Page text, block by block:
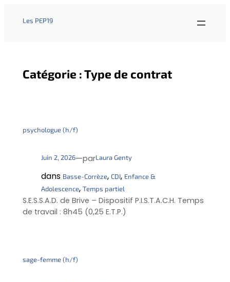
Les PEP19
Catégorie :Type de contrat
psychologue (h/f)
Juin 2, 2026—parLaura Genty
dans Basse-Corrèze, CDI, Enfance &
Adolescence, Temps partiel
S.E.S.S.A.D. de Brive – Dispositif P.I.S.T.A.C.H. Temps
de travail : 8h45 (0,25 E.T.P.)
sage-femme (h/f)